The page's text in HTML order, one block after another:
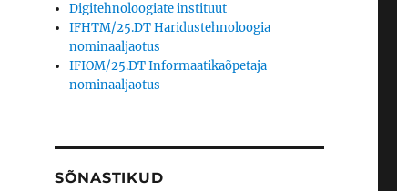
Digitehnoloogiate instituut
IFHTM/25.DT Haridustehnoloogia
nominaaljaotus
IFIOM/25.DT Informaatikaõpetaja
nominaaljaotus
SÕNASTIKUD